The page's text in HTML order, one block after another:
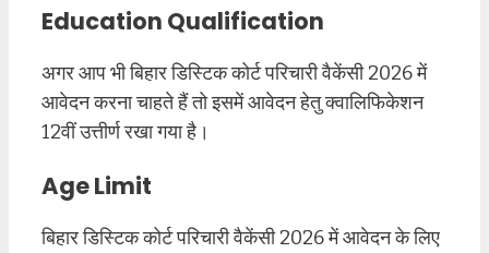
Education Qualification
अगर आप भी बिहार डिस्टिक कोर्ट परिचारी वैकेंसी 2026 में
आवेदन करना चाहते हैं तो इसमें आवेदन हेतु क्वालिफिकेशन
12वीं उत्तीर्ण रखा गया है।
Age Limit
बिहार डिस्टिक कोर्ट परिचारी वैकेंसी 2026 में आवेदन के लिए